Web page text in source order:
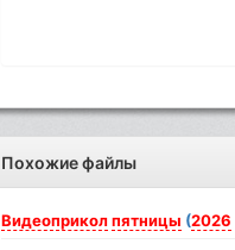
Похожие файлы
Видеоприколпятницы (2026